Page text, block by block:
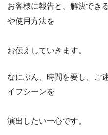
お客様に報告と、解決でき
や使用方法を
お伝えしていきます。
なにぶん、時間を要し、ご
イフシーンを
演出したい一心です。